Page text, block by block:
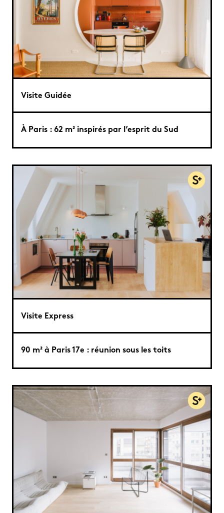
Visite Guidée
À Paris : 62 m² inspirés par l’esprit du Sud
Visite Express
90 m² à Paris 17e : réunion sous les toits